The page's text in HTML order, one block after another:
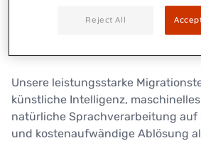
integrierte und enge
isolierten projekt- oder
Unsere leistungsstarke
künstliche Intelligenz,
natürliche Sprachverarbeitung auf
und kostenaufwändige Ablösung
Reject All